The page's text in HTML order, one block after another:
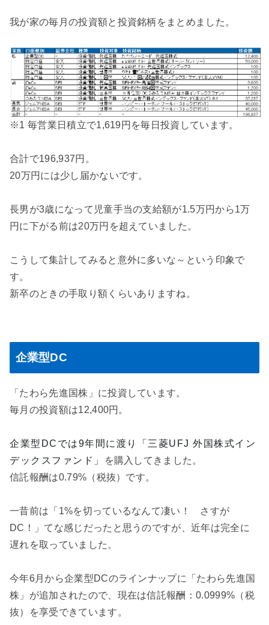
我が家の毎月の投資額と投資銘柄をまとめました。
※1 毎営業日積立で1,619円を毎日投資しています。
合計で196,937円。
20万円には少し届かないです。
長男が3歳になって児童手当の支給額が1.5万円から1万
円に下がる前は20万円を超えていました。
こうして集計してみると意外に多いな～という印象で
す。
新卒のときの手取り額くらいありますね。
企業型DC
「たわら先進国株」に投資しています。
毎月の投資額は12,400円。
企業型DCでは9年間に渡り「三菱UFJ 外国株式イン
デックスファンド」
を購入してきました。
信託報酬は0.79%（税抜）です。
一昔前は「1%を切っているなんて凄い！ さすが
DC！」てな感じだったと思うのですが、近年は完全に
遅れを取っていました。
今年6月から企業型DCのラインナップに「たわら先進国
株」が追加されたので、現在は信託報酬：0.0999%（税
抜）を享受できています。